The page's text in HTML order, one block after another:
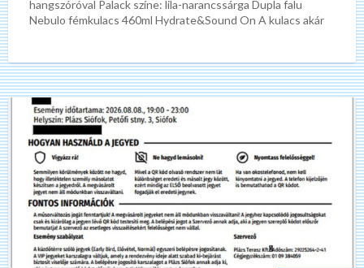
hangszóróval Palack színe: lila-narancssárga Dupla falu
Nebulo fémkulacs 460ml Hydrate&Sound On A kulacs akár
Siófok-
Plázs
Manuel
koncertjegyek